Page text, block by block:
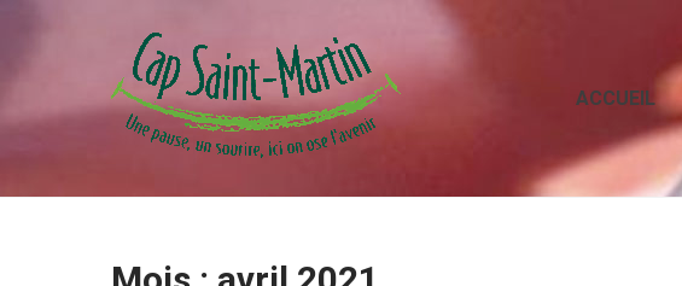
ACCUEIL